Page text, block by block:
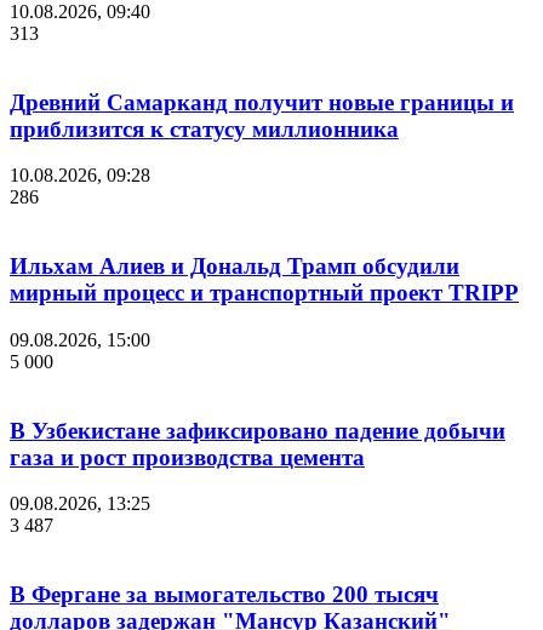
10.08.2026, 09:40
313
Древний Самарканд получит новые границы и
приблизится к статусу миллионника
10.08.2026, 09:28
286
Ильхам Алиев и Дональд Трамп обсудили
мирный процесс и транспортный проект TRIPP
09.08.2026, 15:00
5 000
В Узбекистане зафиксировано падение добычи
газа и рост производства цемента
09.08.2026, 13:25
3 487
В Фергане за вымогательство 200 тысяч
долларов задержан "Мансур Казанский"